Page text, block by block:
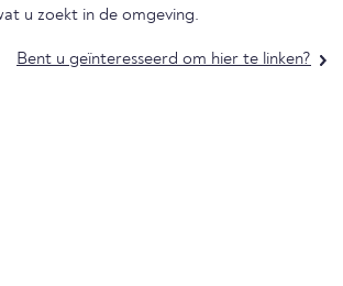
u zoekt in de omgeving.
Bent u geïnteresseerd om hier te linken?